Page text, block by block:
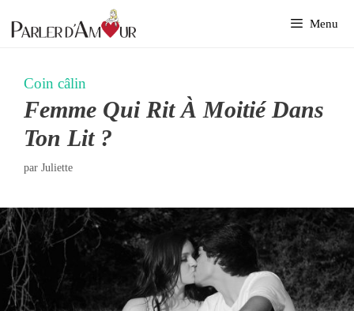
au
Menu
Coin câlin
Femme Qui Rit À Moitié Dans
Ton Lit ?
par Juliette